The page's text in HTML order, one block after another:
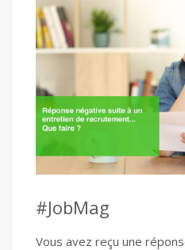
#JobMag
Vous avez reçu une